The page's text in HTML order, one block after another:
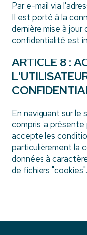
Par e-mail via
Il est porté à la
dernière mise à
confidentialité est
ARTICLE 8 :
En naviguant sur
compris la
accepte les
particulièrement la
données à
de fichiers "cookies".